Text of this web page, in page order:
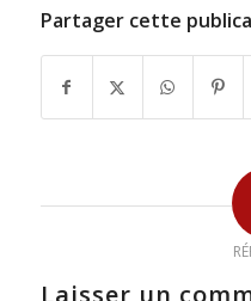
Partager cette